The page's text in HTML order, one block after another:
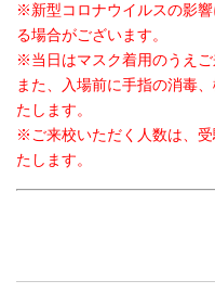
※新型コロナウイルスの影
る場合がございます。
※当日はマスク着用のうえご
また、入場前に手指の消毒
たします。
※ご来校いただく人数は、
たします。